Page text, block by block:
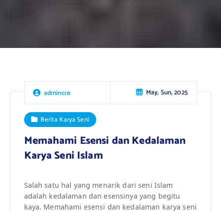
admincre May, Sun, 2025
Berita Karya Seni
Memahami Esensi dan Kedalaman
Karya Seni Islam
Salah satu hal yang menarik dari seni Islam
adalah kedalaman dan esensinya yang begitu
kaya. Memahami esensi dan kedalaman karya seni